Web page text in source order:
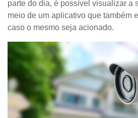
parte do dia, é possível visualizar a
meio de um aplicativo que também
caso o mesmo seja acionado.